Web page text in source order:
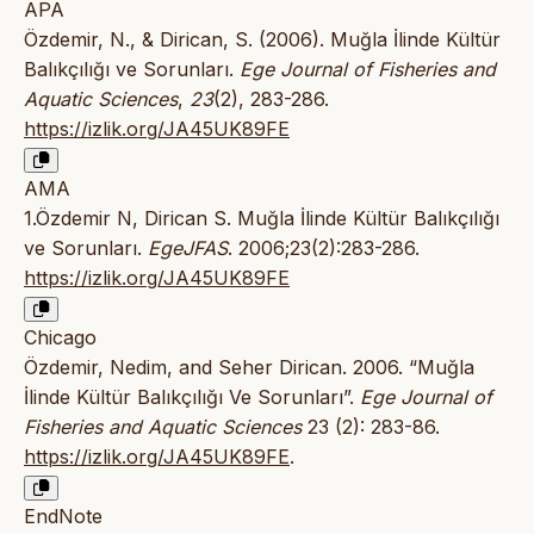
APA
Özdemir, N., & Dirican, S. (2006). Muğla İlinde Kültür
Balıkçılığı ve Sorunları. Ege Journal of Fisheries and
Aquatic Sciences, 23(2), 283-286.
https://izlik.org/JA45UK89FE
AMA
1.Özdemir N, Dirican S. Muğla İlinde Kültür Balıkçılığı
ve Sorunları. EgeJFAS. 2006;23(2):283-286.
https://izlik.org/JA45UK89FE
Chicago
Özdemir, Nedim, and Seher Dirican. 2006. “Muğla
İlinde Kültür Balıkçılığı Ve Sorunları”. Ege Journal of
Fisheries and Aquatic Sciences23 (2): 283-86.
https://izlik.org/JA45UK89FE.
EndNote